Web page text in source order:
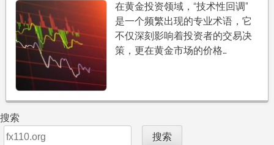
在黄金投资领域，“技术性回调”
是一个频繁出现的专业术语，它
不仅深刻影响着投资者的交易决
策，更在黄金市场的价格…
搜索
搜索